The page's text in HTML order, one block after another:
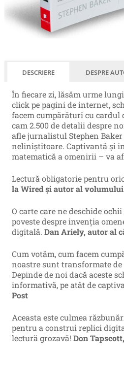
DESCRIERE DESPRE
În fiecare zi, lăsăm urme
click pe pagini de internet,
facem cumpărături cu cardul
cam 2.500 de detalii despre
afle jurnalistul Stephen
neliniştitoare. Captivantă şi
matematică a omenirii – va
Lectură obligatorie pentru
la Wired şi autor al
O carte care ne deschide
poveste despre invenţia
digitală. Dan Ariely, autor al
Cum votăm, cum facem
noastre sunt transformate
Depinde de noi dacă aceste
informativă, pe atât de
Post
Aceasta este culmea
pentru a construi replici
lectură grozavă! Don